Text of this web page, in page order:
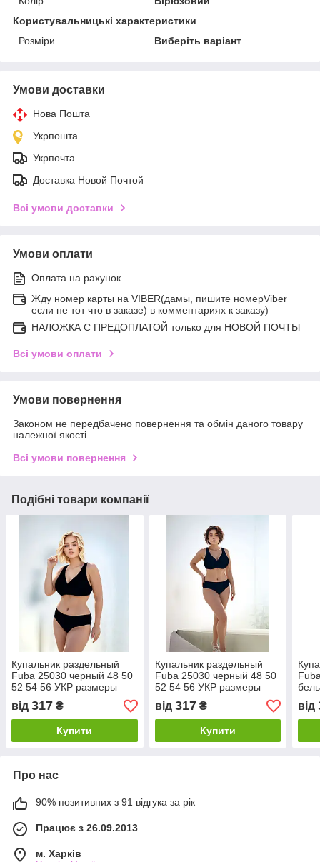
Користувальницькі характеристики
Розміри
Виберіть варіант
Умови доставки
Нова Пошта
Укрпошта
Укрпочта
Доставка Новой Почтой
Всі умови доставки
Умови оплати
Оплата на рахунок
Жду номер карты на VIBER(дамы, пишите номерViber
если не тот что в заказе) в комментариях к заказу)
НАЛОЖКА С ПРЕДОПЛАТОЙ только для НОВОЙ ПОЧТЫ
Всі умови оплати
Умови повернення
Законом не передбачено повернення та обмін даного товару
належної якості
Всі умови повернення
Подібні товари компанії
Купальник раздельный
Fuba 25030 черный 48 50
52 54 56 УКР размеры
від 317 ₴
Купити
Купальник раздельный
Fuba 25030 черный 48 50
52 54 56 УКР размеры
від 317₴
Купити
від
Про нас
90% позитивних з 91 відгука за рік
Працює з 26.09.2013
м. Харків